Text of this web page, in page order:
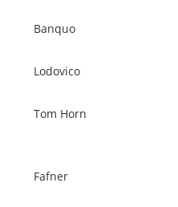
Banquo
Lodovico
Tom Horn
Fafner